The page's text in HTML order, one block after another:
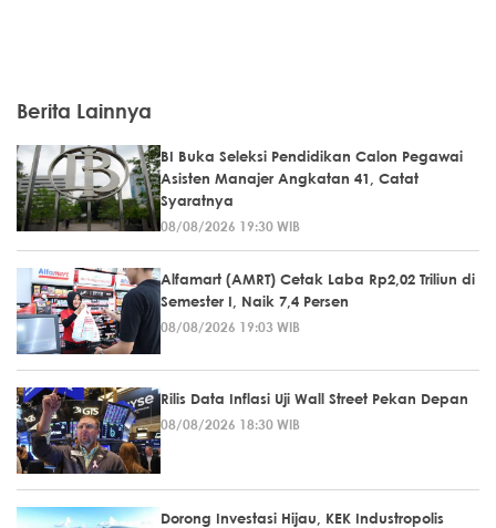
Berita Lainnya
BI Buka Seleksi Pendidikan Calon Pegawai
Asisten Manajer Angkatan 41, Catat
Syaratnya
08/08/2026 19:30 WIB
Alfamart (AMRT) Cetak Laba Rp2,02 Triliun di
Semester I, Naik 7,4 Persen
08/08/2026 19:03 WIB
Rilis Data Inflasi Uji Wall Street Pekan Depan
08/08/2026 18:30 WIB
Dorong Investasi Hijau, KEK Industropolis